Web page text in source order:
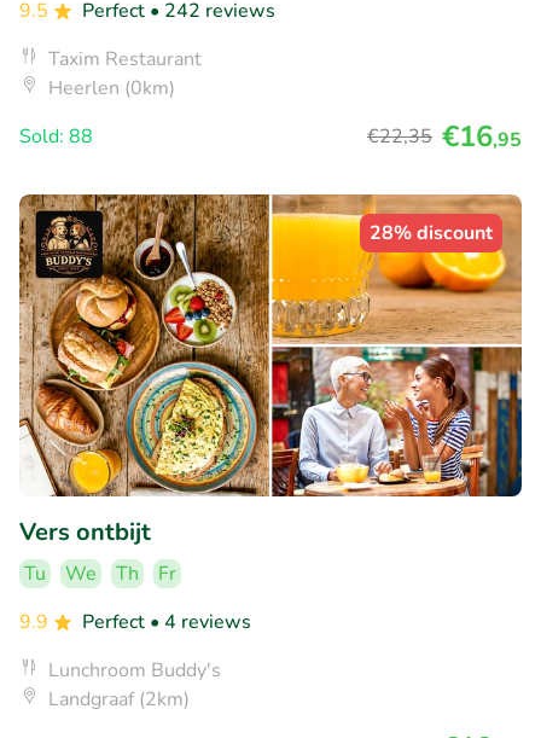
9.5
Perfect • 242 reviews
Taxim Restaurant
Heerlen (0km)
Sold: 88
€22,35 €16,95
28% discount
Vers ontbijt
Tu We Th
Fr
9.9
Perfect • 4 reviews
Lunchroom Buddy's
Landgraaf (2km)